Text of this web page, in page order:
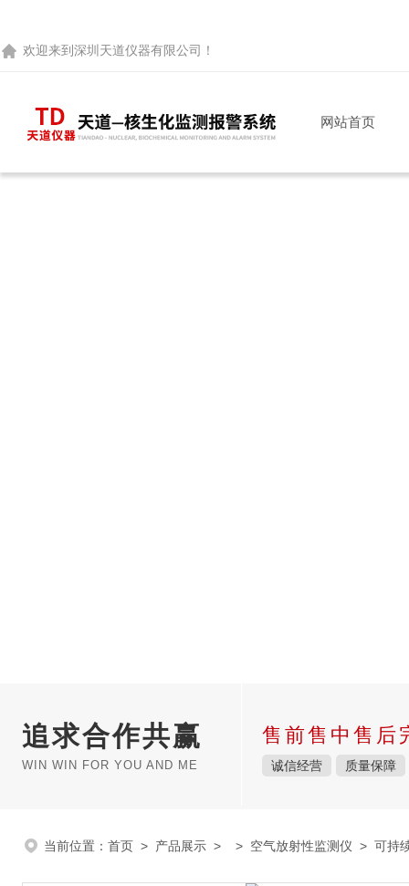
欢迎来到 深圳天道仪器有限公司 ！
网站首页
追求合作共赢
WIN WIN FOR YOU AND ME
售前售中售后
诚信经营 质量保障
当前位置： 首页 > 产品展示 > > 空气放射性监测仪 > 可持